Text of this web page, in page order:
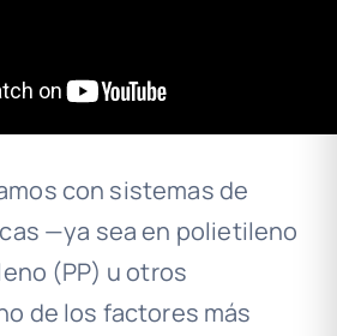
con sistemas de
—ya sea en polietileno
(PP) u otros
de los factores más